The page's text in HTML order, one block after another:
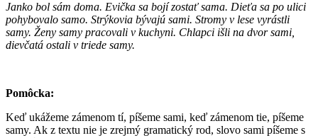
Janko bol sám doma. Evička sa bojí zostať sama. Dieťa sa po ulici
pohybovalo samo. Strýkovia bývajú sami. Stromy v lese vyrástli
samy. Ženy samy pracovali v kuchyni. Chlapci išli na dvor sami,
dievčatá ostali v triede samy.
Pomôcka:
Keď ukážeme zámenom tí, píšeme sami, keď zámenom tie, píšeme
samy. Ak z textu nie je zrejmý gramatický rod, slovo sami píšeme s